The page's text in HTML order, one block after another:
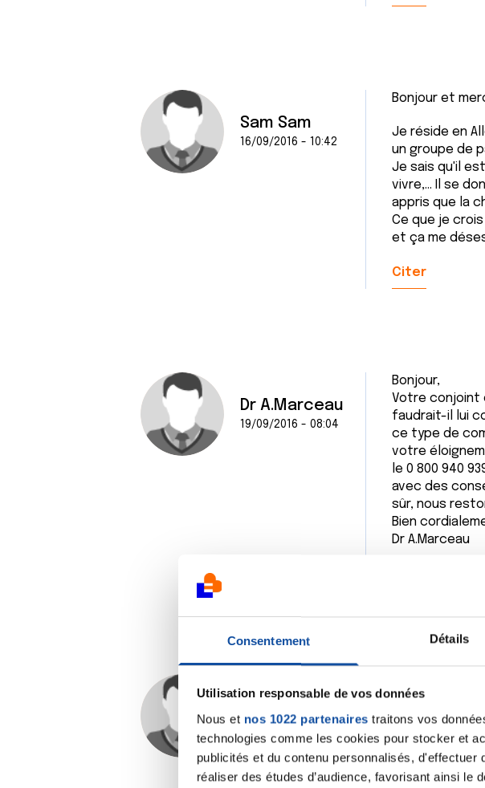
Consentement Détails
Utilisation responsable de vos données
Nous et nos 1022 partenaires traitons vos
technologies comme les cookies pour stocker et
publicités et du contenu personnalisés,
réaliser des études d’audience, favorisant ainsi
Sam Sam
16/09/2016 - 10:42
Bonjour et
Je réside en
un groupe de
Je sais qu'il
vivre,... Il se
appris que la
Ce que je
et ça me
Citer
Dr A.Marceau
19/09/2016 - 08:04
Bonjour,
Votre conjoint
faudrait-il lui
ce type de
votre
le 0 800 940
avec des
sûr, nous
Bien
Dr A.Marceau
08/11/2016 - 17:46
J'ai été atteinte
n'ai pas été
atteinte et je
Je suis